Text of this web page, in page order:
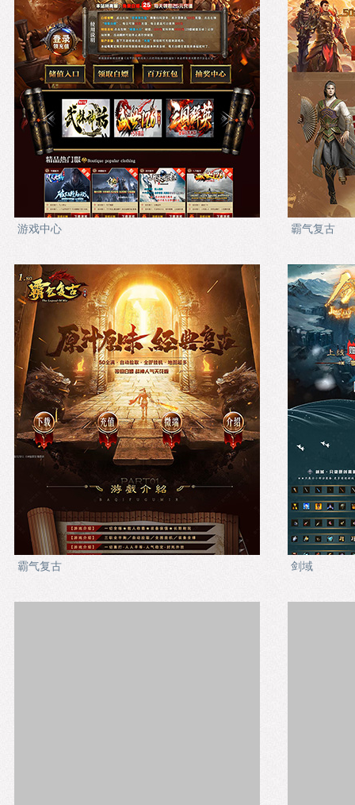
游戏中心 霸气复古
霸气复古 剑域